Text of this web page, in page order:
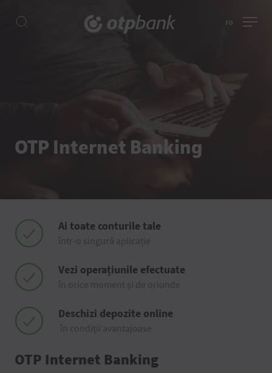
ro
OTP Internet Banking
Ai toate conturile tale
într-o singură aplicație
Vezi operațiunile efectuate
în orice moment și de oriunde
Deschizi depozite online
în condiții avantajoase
OTP Internet Banking